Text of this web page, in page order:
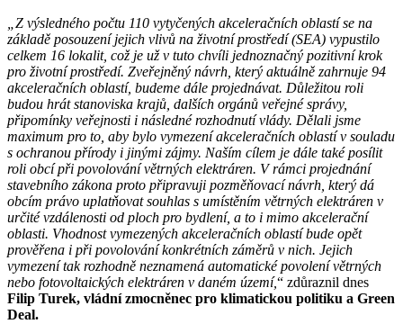
„Z výsledného počtu 110 vytyčených akceleračních oblastí se na
základě posouzení jejich vlivů na životní prostředí (SEA) vypustilo
celkem 16 lokalit, což je už v tuto chvíli jednoznačný pozitivní krok
pro životní prostředí. Zveřejněný návrh, který aktuálně zahrnuje 94
akceleračních oblastí, budeme dále projednávat. Důležitou roli
budou hrát stanoviska krajů, dalších orgánů veřejné správy,
připomínky veřejnosti i následné rozhodnutí vlády. Dělali jsme
maximum pro to, aby bylo vymezení akceleračních oblastí v souladu
s ochranou přírody i jinými zájmy. Naším cílem je dále také posílit
roli obcí při povolování větrných elektráren. V rámci projednání
stavebního zákona proto připravuji pozměňovací návrh, který dá
obcím právo uplatňovat souhlas s umístěním větrných elektráren v
určité vzdálenosti od ploch pro bydlení, a to i mimo akcelerační
oblasti. Vhodnost vymezených akceleračních oblastí bude opět
prověřena i při povolování konkrétních záměrů v nich. Jejich
vymezení tak rozhodně neznamená automatické povolení větrných
nebo fotovoltaických elektráren v daném území,“ zdůraznil dnes
Filip Turek, vládní zmocněnec pro klimatickou politiku a Green
Deal.